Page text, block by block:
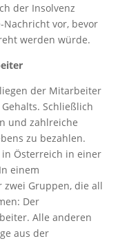
der Insolvenz
vor, bevor
werden würde.
der Mitarbeiter
Schließlich
und zahlreiche
zu bezahlen.
Österreich in einer
einem
Gruppen, die all
Der
Alle anderen
aus der